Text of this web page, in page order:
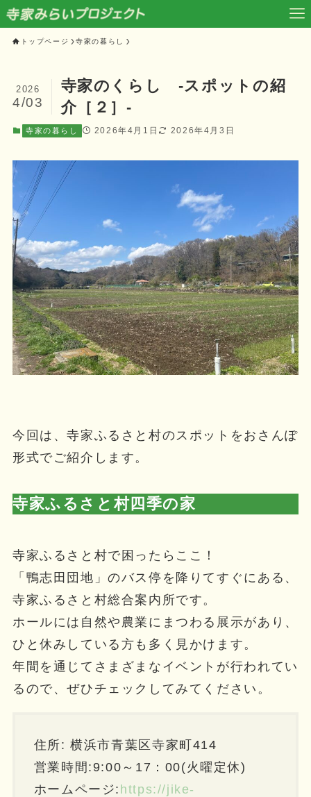
トップページ 寺家の暮らし
寺家のくらし ‐スポットの紹
介［２］‐
2026
4/03
寺家の暮らし 2026年4月1日 2026年4月3日
今回は、寺家ふるさと村のスポットをおさんぽ
形式でご紹介します。
寺家ふるさと村四季の家
寺家ふるさと村で困ったらここ！
「鴨志田団地」のバス停を降りてすぐにある、
寺家ふるさと村総合案内所です。
ホールには自然や農業にまつわる展示があり、
ひと休みしている方も多く見かけます。
年間を通じてさまざまなイベントが行われてい
るので、ぜひチェックしてみてください。
住所: 横浜市青葉区寺家町414
営業時間:9:00～17：00(火曜定休)
ホームページ: https://jike-